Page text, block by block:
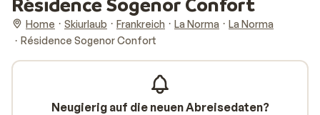
Home Skiurlaub Frankreich La Norma
La Norma
Résidence Sogenor Confort
Neugierig auf die neuen Abreisedaten?